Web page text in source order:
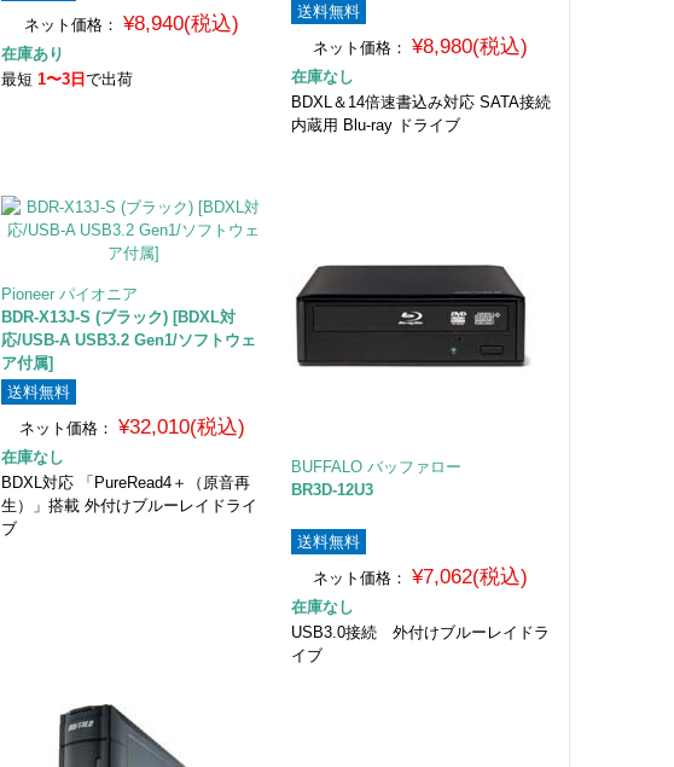
ネット価格：
¥8,940(税込)
在庫あり
最短1〜3日で出荷
送料無料
ネット価格：
¥8,980(税込)
在庫なし
BDXL＆14倍速書込み対応 SATA接続
内蔵用 Blu-ray ドライブ
Pioneer パイオニア
BDR-X13J-S (ブラック) [BDXL対
応/USB-A USB3.2 Gen1/ソフトウェ
ア付属]
送料無料
ネット価格： ¥32,010(税込)
在庫なし
BDXL対応 「PureRead4＋（原音再
生）」搭載 外付けブルーレイドライ
ブ
BUFFALO バッファロー
BR3D-12U3
送料無料
ネット価格：
¥7,062(税込)
在庫なし
USB3.0接続 外付けブルーレイドラ
イブ